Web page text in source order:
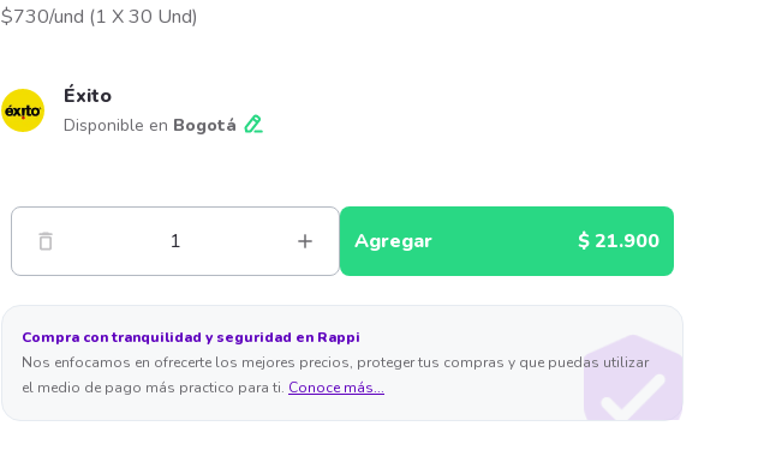
$730/und (1 X 30 Und)
Éxito
Disponible en Bogotá
1 Agregar $ 21.900
Compra con tranquilidad y seguridad en Rappi
Nos enfocamos en ofrecerte los mejores precios, proteger tus compras y que puedas utilizar
el medio de pago más practico para ti. Conoce más...